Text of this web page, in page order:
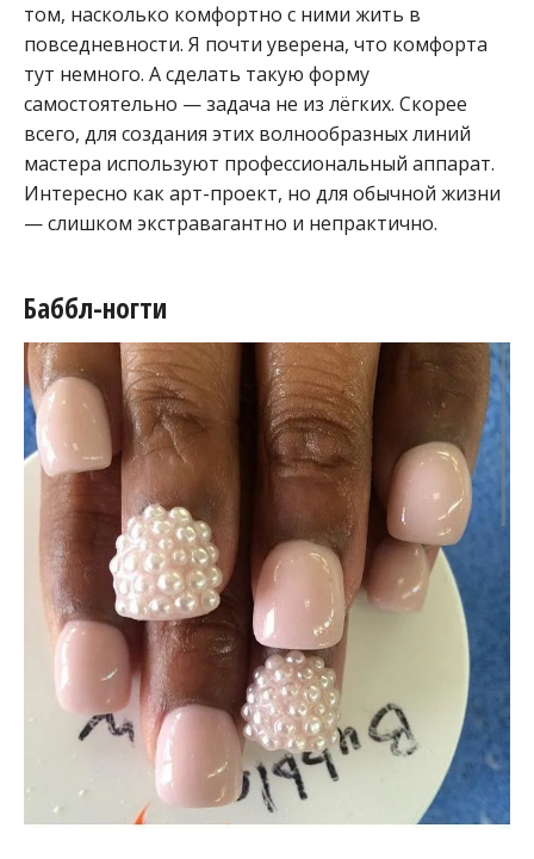
том, насколько комфортно с ними жить в
повседневности. Я почти уверена, что комфорта
тут немного. А сделать такую форму
самостоятельно — задача не из лёгких. Скорее
всего, для создания этих волнообразных линий
мастера используют профессиональный аппарат.
Интересно как арт-проект, но для обычной жизни
— слишком экстравагантно и непрактично.
Баббл-ногти